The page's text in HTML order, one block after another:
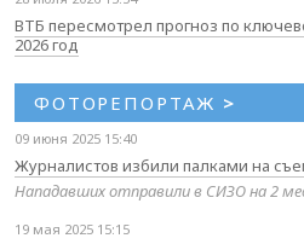
ВТБ пересмотрел прогноз по
2026 год
ФОТОРЕПОРТАЖ >
09 июня 2025 15:40
Журналистов избили палками на
Нападавших отправили в СИЗО на 2
19 мая 2025 15:15